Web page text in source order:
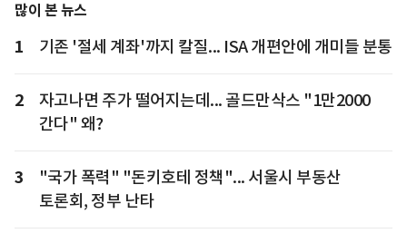
많이 본 뉴스
1 기존 '절세 계좌'까지 칼질... ISA 개편안에 개미들 분통
2
자고나면 주가 떨어지는데... 골드만삭스 "1만2000
간다" 왜?
3
"국가 폭력" "돈키호테 정책"... 서울시 부동산
토론회, 정부 난타